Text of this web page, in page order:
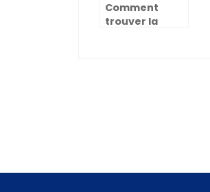
Comment
trouver la